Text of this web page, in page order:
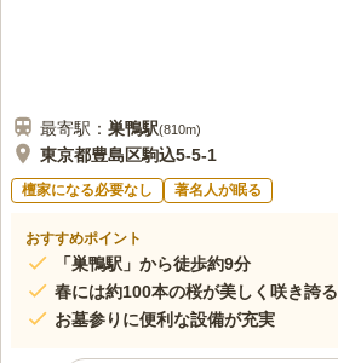
最寄駅： 巣鴨駅(810m)
東京都豊島区駒込5-5-1
檀家になる必要なし 著名人が眠る
おすすめポイント
「巣鴨駅」から徒歩約9分
春には約100本の桜が美しく咲き誇る
お墓参りに便利な設備が充実